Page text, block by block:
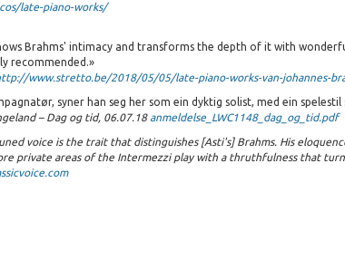
late-piano-works/
Brahms' intimacy and transforms the depth of it with
recommended.»
www.stretto.be/2018/05/05/late-piano-works-van-johannes-
syner han seg her som ein dyktig solist, med ein
– Dag og tid, 06.07.18 anmeldelse_LWC1148_dag_og_tid.pdf
voice is the trait that distinguishes [Asti's] Brahms. His
private areas of the Intermezzi play with a thruthfulness that